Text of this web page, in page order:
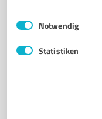
Impressum
Einwilligungsauswahl
Notwendig
Statistiken
Lehmann Immo
Wir sind Ihre